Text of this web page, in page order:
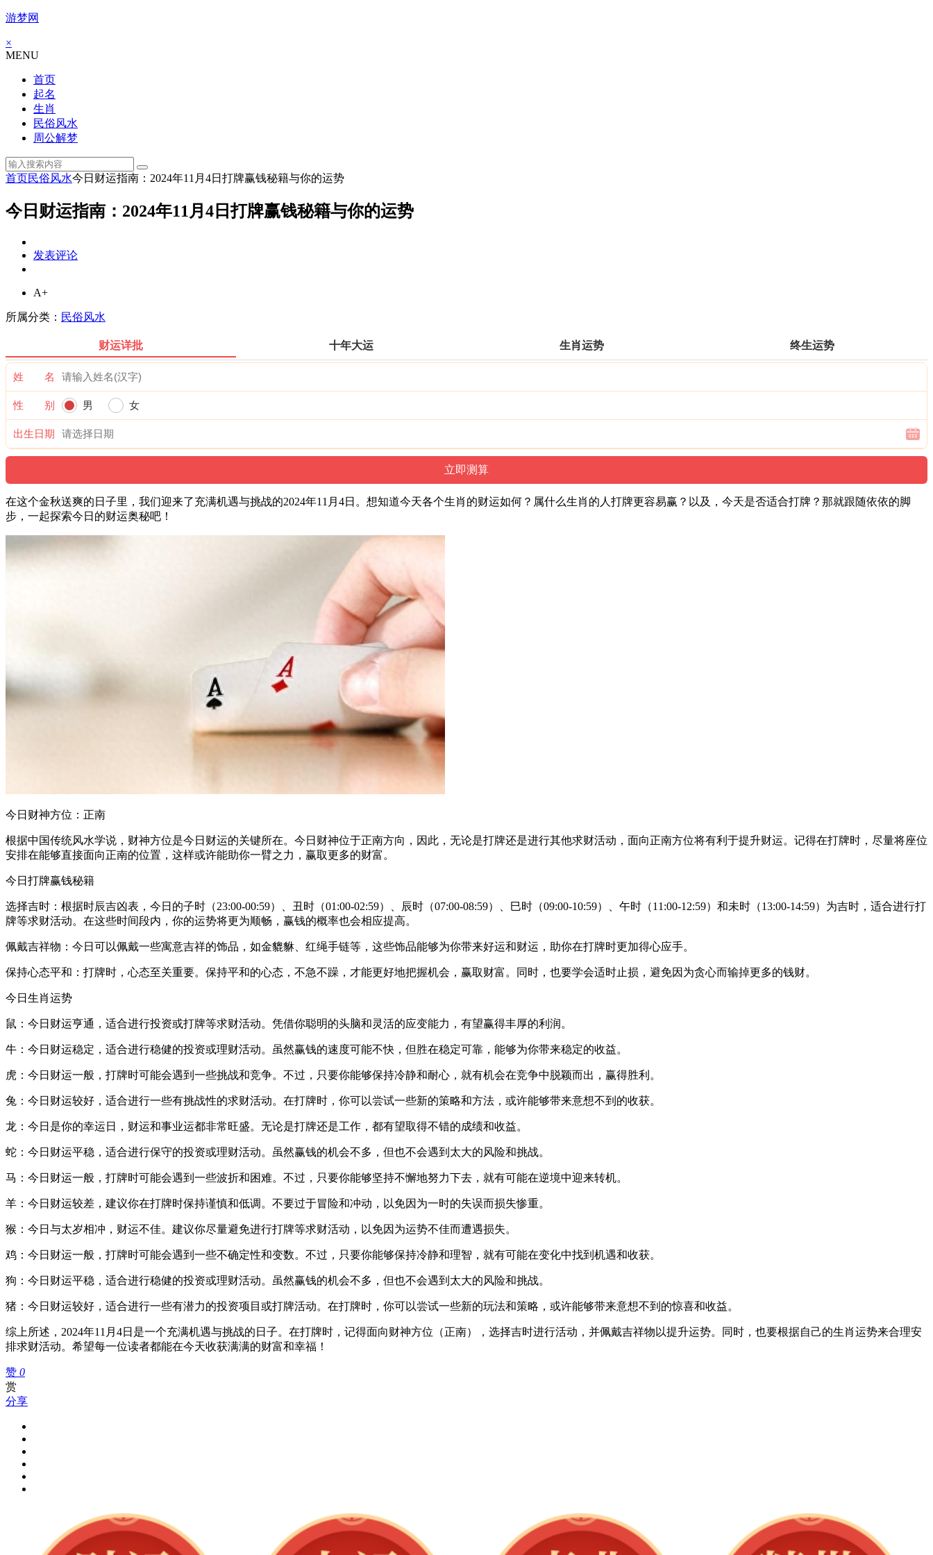
游梦网
×
MENU
首页
起名
生肖
民俗风水
周公解梦
首页民俗风水今日财运指南：2024年11月4日打牌赢钱秘籍与你的运势
今日财运指南：2024年11月4日打牌赢钱秘籍与你的运势
发表评论
A+
所属分类： 民俗风水
财运详批 十年大运 生肖运势 终生运势
姓 名
性 别 男 女
出生日期
在这个金秋送爽的日子里，我们迎来了充满机遇与挑战的2024年11月4日。想知道今天各个生肖的财运如何？属什么生肖的人打牌更容易赢？以及，今天是否适合打牌？那就跟随依依的脚
步，一起探索今日的财运奥秘吧！
今日财神方位：正南
根据中国传统风水学说，财神方位是今日财运的关键所在。今日财神位于正南方向，因此，无论是打牌还是进行其他求财活动，面向正南方位将有利于提升财运。记得在打牌时，尽量将座位
安排在能够直接面向正南的位置，这样或许能助你一臂之力，赢取更多的财富。
今日打牌赢钱秘籍
选择吉时：根据时辰吉凶表，今日的子时（23:00-00:59）、丑时（01:00-02:59）、辰时（07:00-08:59）、巳时（09:00-10:59）、午时（11:00-12:59）和未时（13:00-14:59）为吉时，适合进行打
牌等求财活动。在这些时间段内，你的运势将更为顺畅，赢钱的概率也会相应提高。
佩戴吉祥物：今日可以佩戴一些寓意吉祥的饰品，如金貔貅、红绳手链等，这些饰品能够为你带来好运和财运，助你在打牌时更加得心应手。
保持心态平和：打牌时，心态至关重要。保持平和的心态，不急不躁，才能更好地把握机会，赢取财富。同时，也要学会适时止损，避免因为贪心而输掉更多的钱财。
今日生肖运势
鼠：今日财运亨通，适合进行投资或打牌等求财活动。凭借你聪明的头脑和灵活的应变能力，有望赢得丰厚的利润。
牛：今日财运稳定，适合进行稳健的投资或理财活动。虽然赢钱的速度可能不快，但胜在稳定可靠，能够为你带来稳定的收益。
虎：今日财运一般，打牌时可能会遇到一些挑战和竞争。不过，只要你能够保持冷静和耐心，就有机会在竞争中脱颖而出，赢得胜利。
兔：今日财运较好，适合进行一些有挑战性的求财活动。在打牌时，你可以尝试一些新的策略和方法，或许能够带来意想不到的收获。
龙：今日是你的幸运日，财运和事业运都非常旺盛。无论是打牌还是工作，都有望取得不错的成绩和收益。
蛇：今日财运平稳，适合进行保守的投资或理财活动。虽然赢钱的机会不多，但也不会遇到太大的风险和挑战。
马：今日财运一般，打牌时可能会遇到一些波折和困难。不过，只要你能够坚持不懈地努力下去，就有可能在逆境中迎来转机。
羊：今日财运较差，建议你在打牌时保持谨慎和低调。不要过于冒险和冲动，以免因为一时的失误而损失惨重。
猴：今日与太岁相冲，财运不佳。建议你尽量避免进行打牌等求财活动，以免因为运势不佳而遭遇损失。
鸡：今日财运一般，打牌时可能会遇到一些不确定性和变数。不过，只要你能够保持冷静和理智，就有可能在变化中找到机遇和收获。
狗：今日财运平稳，适合进行稳健的投资或理财活动。虽然赢钱的机会不多，但也不会遇到太大的风险和挑战。
猪：今日财运较好，适合进行一些有潜力的投资项目或打牌活动。在打牌时，你可以尝试一些新的玩法和策略，或许能够带来意想不到的惊喜和收益。
综上所述，2024年11月4日是一个充满机遇与挑战的日子。在打牌时，记得面向财神方位（正南），选择吉时进行活动，并佩戴吉祥物以提升运势。同时，也要根据自己的生肖运势来合理安
排求财活动。希望每一位读者都能在今天收获满满的财富和幸福！
赞 0
赏
分享